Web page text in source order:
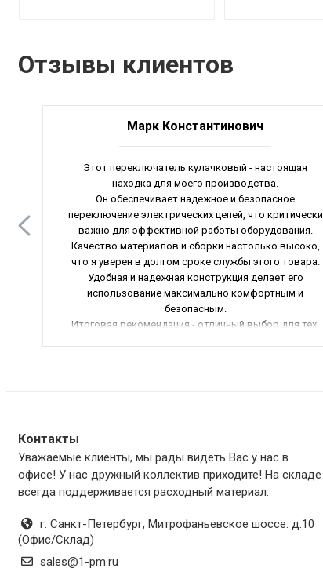
Отзывы клиентов
Марк Константинович
Этот переключатель кулачковый - настоящая
находка для моего производства.
Он обеспечивает надежное и безопасное
переключение электрических цепей, что критически
важно для эффективной работы оборудования.
Качество материалов и сборки настолько высоко,
что я уверен в долгом сроке службы этого товара.
Удобная и надежная конструкция делает его
использование максимально комфортным и
безопасным.
Итоговая рекомендация - отличный выбор для тех,
Контакты
Уважаемые клиенты, мы рады видеть Вас у нас в
офисе! У нас дружный коллектив приходите! На складе
всегда поддерживается расходный материал.
г. Санкт-Петербург, Митрофаньевское шоссе. д.10
(Офис/Склад)
sales@1-pm.ru